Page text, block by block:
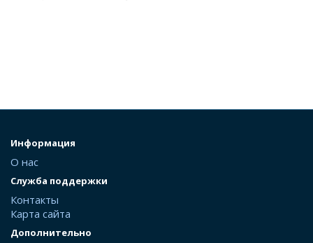
Информация
О нас
Служба поддержки
Контакты
Карта сайта
Дополнительно